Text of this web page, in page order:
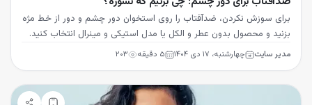
برای سوزش نکردن، ضدآفتاب را روی استخوان دور چشم و دور از خط مژه
بزنید و محصول بدون عطر و الکل یا مدل استیکی و مینرال انتخاب کنید.
مدیر سایت چهارشنبه، ۱۷ دی ۱۴۰۴ ۵ دقیقه ۲۰۳